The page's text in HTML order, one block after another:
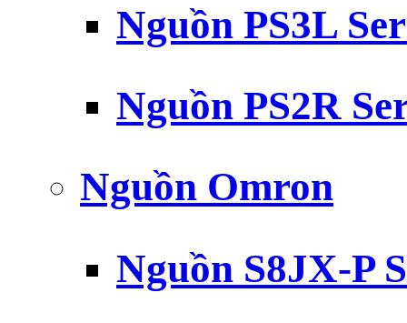
Nguồn PS3L
Nguồn PS2R
Nguồn Omron
Nguồn S8JX-P